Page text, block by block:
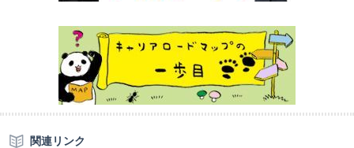
関連リンク